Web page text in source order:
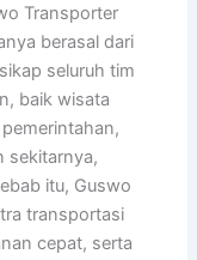
Transporter
berasal dari
seluruh tim
baik wisata
sekitarnya,
itu, Guswo
transportasi
cepat, serta